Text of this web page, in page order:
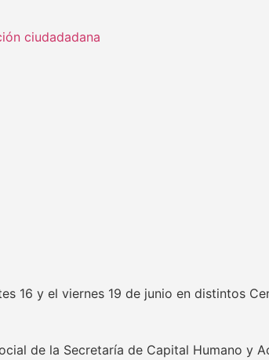
ciudadadana
16 y el viernes 19 de junio en distintos
de la Secretaría de Capital Humano y